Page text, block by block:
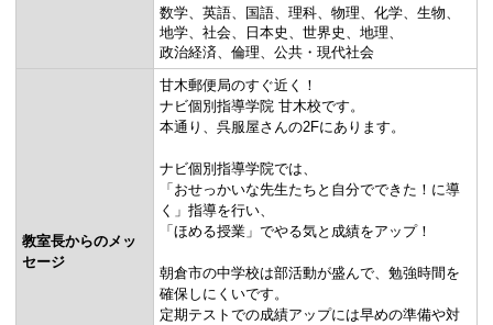
数学
英語 国語 理科 物理 化学
生物
地学
社会 日本史 世界史
地理
政治経済
倫理 公共・現代社会
教室長からのメッ
セージ
甘木郵便局のすぐ近く！
ナビ個別指導学院 甘木校です。
本通り、呉服屋さんの2Fにあります。
ナビ個別指導学院では、
「おせっかいな先生たちと自分でできた！に導
く」指導を行い、
「ほめる授業」でやる気と成績をアップ！
朝倉市の中学校は部活動が盛んで、勉強時間を
確保しにくいです。
定期テストでの成績アップには早めの準備や対